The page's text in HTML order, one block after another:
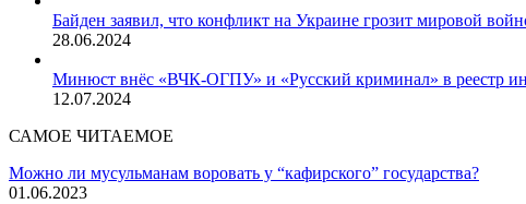
Байден заявил, что конфликт на Украине грозит мировой
28.06.2024
Минюст внёс «ВЧК-ОГПУ» и «Русский криминал» в реестр
12.07.2024
САМОЕ ЧИТАЕМОЕ
Можно ли мусульманам воровать у “кафирского” государства?
01.06.2023